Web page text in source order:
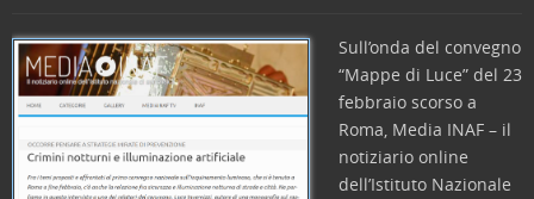
Sull’onda del convegno
“Mappe di Luce” del 23
febbraio scorso a
Roma, Media INAF – il
notiziario online
dell’Istituto Nazionale